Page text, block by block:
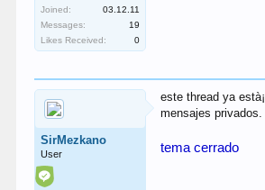
Joined:
03.12.11
Messages:
19
Likes Received:
0
SirMezkano
User
este thread ya
mensajes privados.
tema cerrado